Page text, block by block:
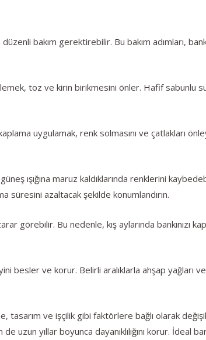
bakım gerektirebilir. Bu bakım adımları,
toz ve kirin birikmesini önler. Hafif sabunlu
uygulamak, renk solmasını ve çatlakları
ışığına maruz kaldıklarında renklerini
süresini azaltacak şekilde konumlandırın.
görebilir. Bu nedenle, kış aylarında bankınızı
besler ve korur. Belirli aralıklarla ahşap yağları
tasarım ve işçilik gibi faktörlere bağlı olarak
yıllar boyunca dayanıklılığını korur. İdeal